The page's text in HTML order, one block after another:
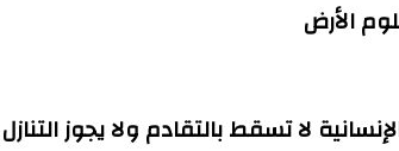
الأرض
لا تسقط بالتقادم ولا يجوز